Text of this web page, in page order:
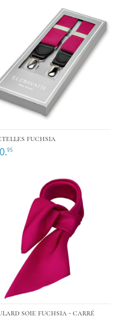
fuchsia
95
soie fuchsia - carré